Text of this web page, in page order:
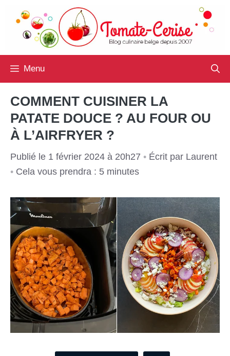
contenu
Menu
COMMENT CUISINER LA
PATATE DOUCE ? AU FOUR OU
À L’AIRFRYER ?
Publié le 1 février 2024 à 20h27 • Écrit par Laurent
• Cela vous prendra : 5 minutes